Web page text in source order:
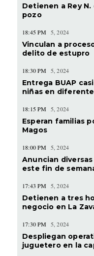
Detienen a Rey
pozo
18:45 PM 5, 2024
Vinculan a
delito de estupro
18:30 PM 5, 2024
Entrega BUAP
niñas en
18:15 PM 5, 2024
Esperan familias
Magos
18:00 PM 5, 2024
Anuncian
este fin de
17:43 PM 5, 2024
Detienen a tres
negocio en La
17:30 PM 5, 2024
Despliegan
juguetero en la